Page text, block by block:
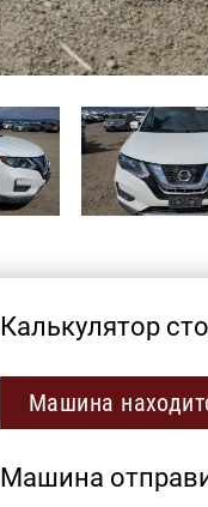
Калькулятор
Машина
Машина